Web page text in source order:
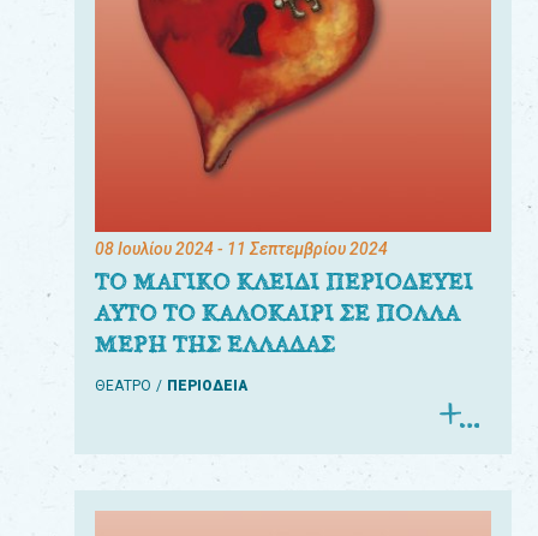
08 Ιουλίου 2024- 11 Σεπτεμβρίου 2024
ΤΟ ΜΑΓΙΚΟ ΚΛΕΙΔΙ ΠΕΡΙΟΔΕΥΕΙ
ΑΥΤΟ ΤΟ ΚΑΛΟΚΑΙΡΙ ΣΕ ΠΟΛΛΑ
ΜΕΡΗ ΤΗΣ ΕΛΛΑΔΑΣ
ΘΕΑΤΡΟ ΠΕΡΙΟΔΕΙΑ